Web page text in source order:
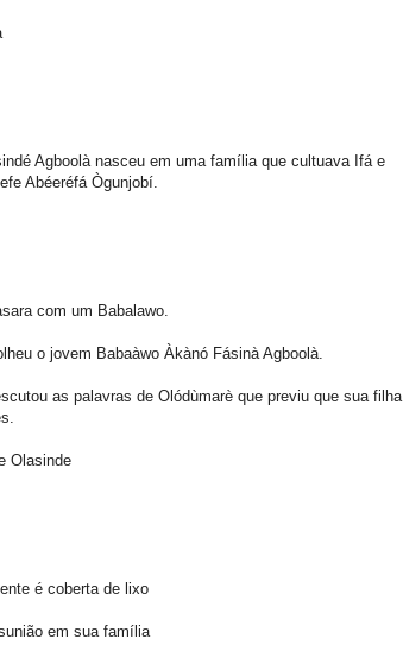
Agboolà nasceu em uma família que cultuava Ifá e
Abéeréfá Ògunjobí.
com um Babalawo.
o jovem Babaàwo Àkànó Fásinà Agboolà.
as palavras de Olódùmarè que previu que sua filha
Olasinde
é coberta de lixo
em sua família